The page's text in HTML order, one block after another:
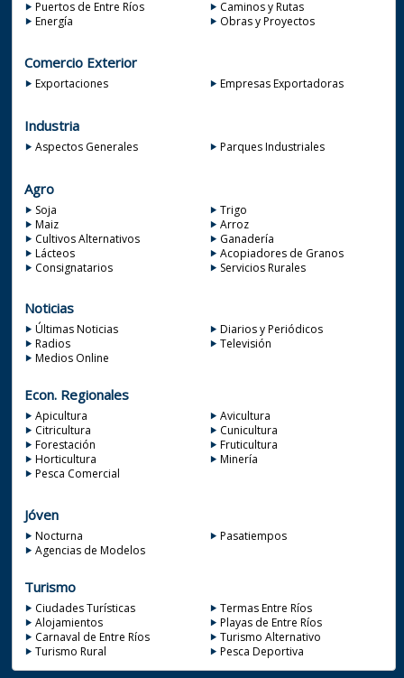
Puertos de Entre Ríos
Caminos y Rutas
Energía
Obras y Proyectos
Comercio Exterior
Exportaciones Empresas Exportadoras
Industria
Aspectos Generales Parques Industriales
Agro
Soja
Trigo
Maiz
Arroz
Cultivos Alternativos
Ganadería
Lácteos
Acopiadores de Granos
Consignatarios
Servicios Rurales
Noticias
Últimas Noticias
Diarios y Periódicos
Radios
Televisión
Medios Online
Econ. Regionales
Apicultura
Avicultura
Citricultura
Cunicultura
Forestación
Fruticultura
Horticultura
Minería
Pesca Comercial
Jóven
Nocturna
Pasatiempos
Agencias de Modelos
Turismo
Ciudades Turísticas
Termas Entre Ríos
Alojamientos
Playas de Entre Ríos
Carnaval de Entre Ríos
Turismo Alternativo
Turismo Rural
Pesca Deportiva